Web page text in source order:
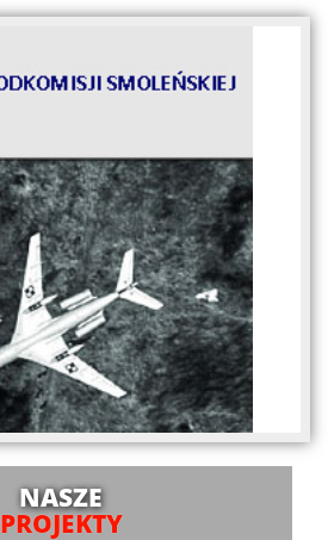
NASZE
PROJEKTY